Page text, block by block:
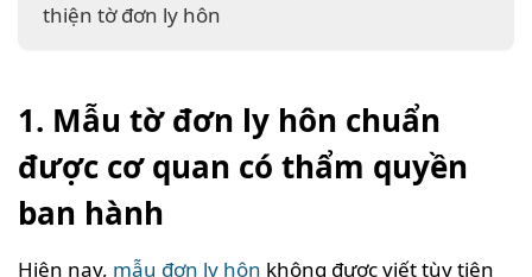
thiện tờ đơn ly hôn
1. Mẫu tờ đơn ly hôn chuẩn
được cơ quan có thẩm quyền
ban hành
Hiện nay, mẫu đơn ly hôn không được viết tùy tiện